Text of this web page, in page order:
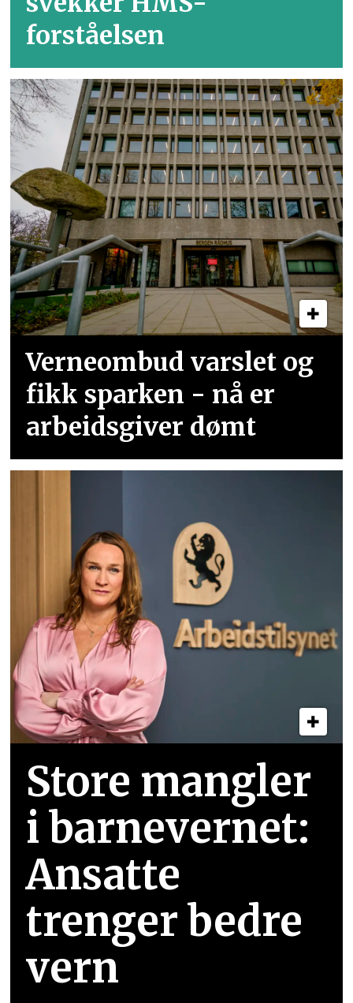
forståelsen
Verneombud varslet og
fikk sparken - nå er
arbeidsgiver dømt
Store mangler
i barnevernet:
Ansatte
trenger bedre
vern